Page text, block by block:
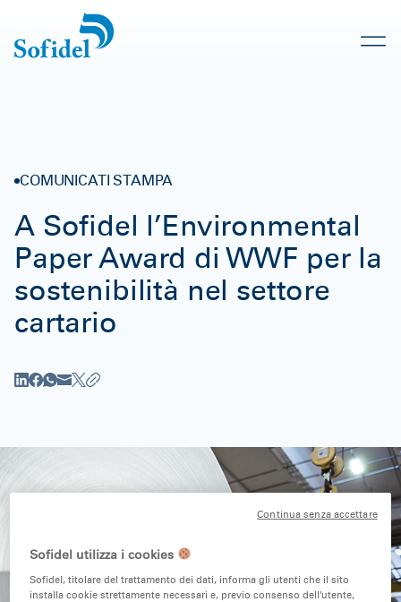
COMUNICATI STAMPA
A Sofidel l’Environmental
Paper Award di WWF per la
sostenibilità nel settore
cartario
Sofidel utilizza i cookies
Sofidel, titolare del trattamento dei dati, informa gli utenti che il sito
installa cookie strettamente necessari e, previo consenso dell’utente,
Continua senza accettare